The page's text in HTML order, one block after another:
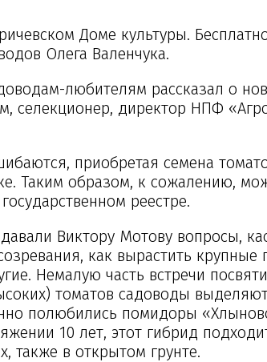
Доме культуры.
Олега Валенчука.
любителям рассказал о
селекционер, директор НПФ
приобретая семена
Таким образом, к сожалению,
реестре.
Виктору Мотову вопросы,
как вырастить
Немалую часть встречи
томатов садоводы
полюбились помидоры
10 лет, этот гибрид
также в открытом грунте.